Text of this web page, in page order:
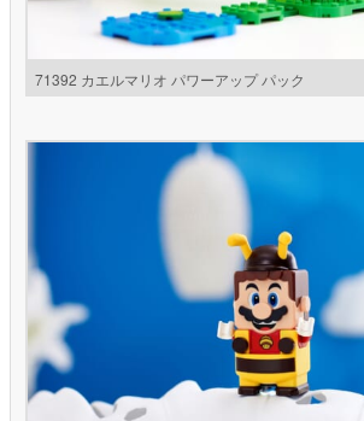
71392 カエルマリオ パワーアップ パック